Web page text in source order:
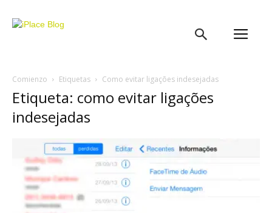
Comienzo Etiquetas Como evitar ligações indesejadas
Etiqueta: como evitar ligações
indesejadas